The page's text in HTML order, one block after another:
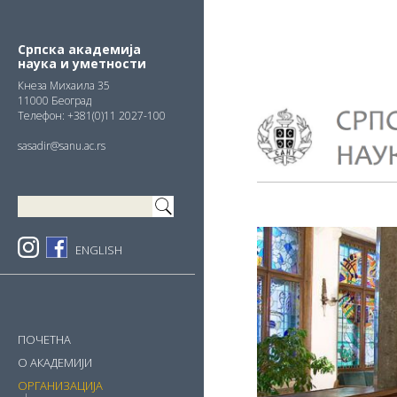
primary
navigation
main
content
primary
sidebar
Српска академија
наука и уметности
Кнезa Михаила 35
11000 Београд
Телефон: +381(0)11 2027-100
sasadir@sanu.ac.rs
ENGLISH
ПОЧЕТНА
О АКАДЕМИЈИ
ОРГАНИЗАЦИЈА